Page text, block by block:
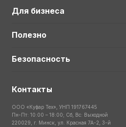
Для бизнеса
Полезно
Безопасность
Контакты
ООО «Куфар Тех», УНП 191767445
Пн-Пт: 10:00 – 18:00; Сб, Вс: Выходной
220029, г. Минск, ул. Красная 7А-2, 3-й